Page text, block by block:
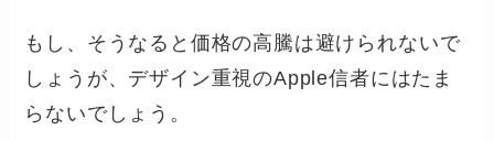
もし、そうなると価格の高騰は避けられないで
しょうが、デザイン重視のApple信者にはたま
らないでしょう。